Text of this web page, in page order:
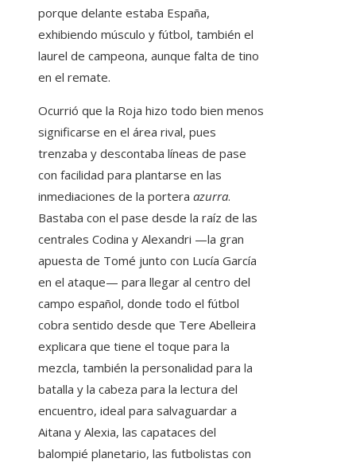
porque delante estaba España,
exhibiendo músculo y fútbol, también el
laurel de campeona, aunque falta de tino
en el remate.
Ocurrió que la Roja hizo todo bien menos
significarse en el área rival, pues
trenzaba y descontaba líneas de pase
con facilidad para plantarse en las
inmediaciones de la portera azurra.
Bastaba con el pase desde la raíz de las
centrales Codina y Alexandri —la gran
apuesta de Tomé junto con Lucía García
en el ataque— para llegar al centro del
campo español, donde todo el fútbol
cobra sentido desde que Tere Abelleira
explicara que tiene el toque para la
mezcla, también la personalidad para la
batalla y la cabeza para la lectura del
encuentro, ideal para salvaguardar a
Aitana y Alexia, las capataces del
balompié planetario, las futbolistas con